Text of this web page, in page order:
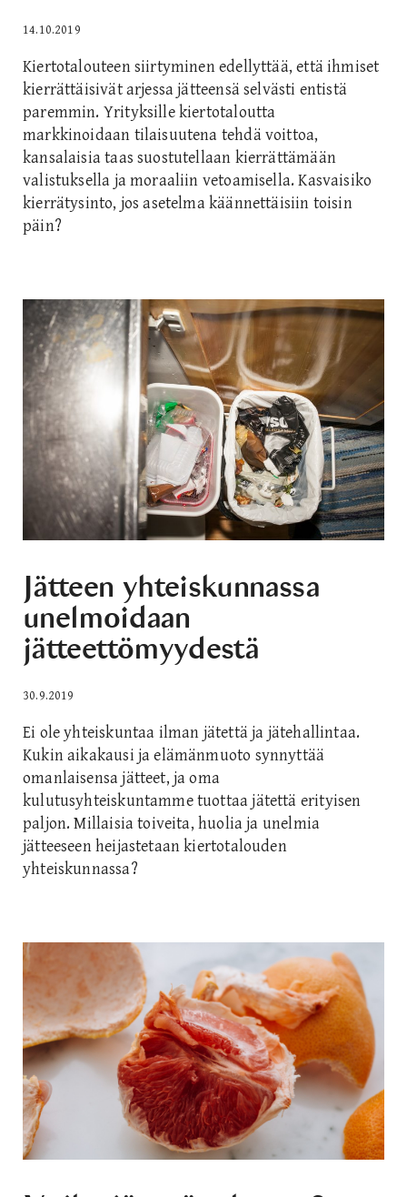
14.10.2019
Kiertotalouteen siirtyminen edellyttää, että ihmiset
kierrättäisivät arjessa jätteensä selvästi entistä
paremmin. Yrityksille kiertotaloutta
markkinoidaan tilaisuutena tehdä voittoa,
kansalaisia taas suostutellaan kierrättämään
valistuksella ja moraaliin vetoamisella. Kasvaisiko
kierrätysinto, jos asetelma käännettäisiin toisin
päin?
Jätteen yhteiskunnassa
unelmoidaan
jätteettömyydestä
30.9.2019
Ei ole yhteiskuntaa ilman jätettä ja jätehallintaa.
Kukin aikakausi ja elämänmuoto synnyttää
omanlaisensa jätteet, ja oma
kulutusyhteiskuntamme tuottaa jätettä erityisen
paljon. Millaisia toiveita, huolia ja unelmia
jätteeseen heijastetaan kiertotalouden
yhteiskunnassa?